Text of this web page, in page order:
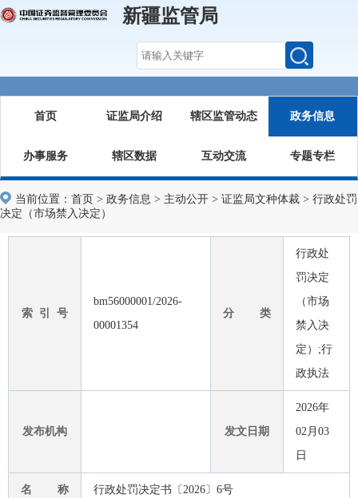
新疆监管局
首页 证监局介绍 辖区监管动态 政务信息
办事服务 辖区数据 互动交流 专题专栏
当前位置： 首页 > 政务信息 > 主动公开 > 证监局文种体裁 > 行政处罚
决定（市场禁入决定）
索 引 号
bm56000001/2026-
00001354
分 类
行政处
罚决定
（市场
禁入决
定）;行
政执法
发布机构 发文日期
2026年
02月03
日
名 称 行政处罚决定书〔2026〕6号